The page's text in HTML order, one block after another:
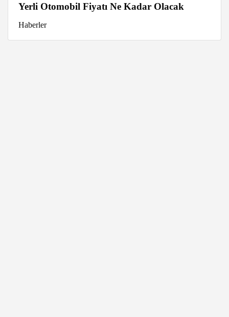
Yerli Otomobil Fiyatı Ne Kadar Olacak
Haberler